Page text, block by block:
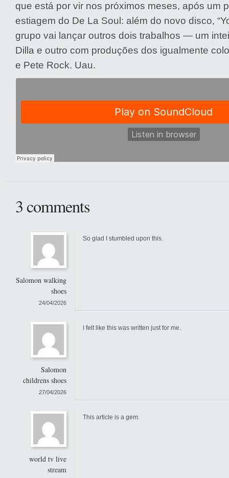
que está por vir nos próximos meses, após um
estiagem do De La Soul: além do novo disco,
grupo vai lançar outros dois trabalhos — um
Dilla e outro com produções dos igualmente
e Pete Rock. Uau.
3 comments
Salomon walking
shoes
24/04/2026
So glad I stumbled upon this.
Salomon
childrens shoes
27/04/2026
I felt like this was written just for me.
world tv live
stream
This article is a gem.